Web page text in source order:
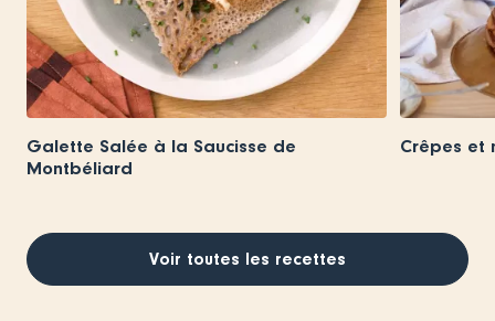
Galette Salée à la Saucisse de
Montbéliard
Crêpes et
Voir toutes les recettes